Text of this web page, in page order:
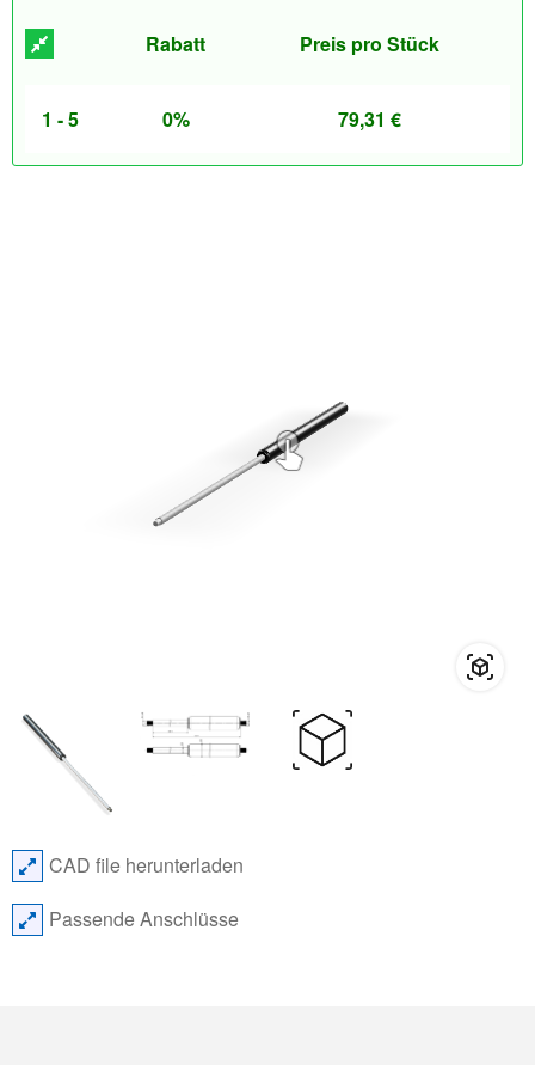
Rabatt Preis pro Stück
1 - 5 0% 79,31 €
CAD file herunterladen
Passende Anschlüsse